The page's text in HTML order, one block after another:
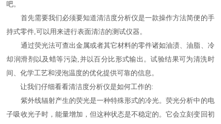
吧。
首先需要我们必须要知道清洁度分析仪是一款操作方法简便的手
持式零件,可以用来进行表面清洁的测试仪器。
通过荧光法可查出金属或者其它材料的零件诸如油渍、油脂、冷
却润滑剂以及蜡等污染,并以百分比形式输出。试验结果可为清洗时
间、化学工艺和浸泡温度的优化提供可靠的信息。
让我们仔细看看清洁度分析仪是如何工作的:
紫外线辐射产生的荧光是一种特殊形式的冷光。荧光分析中的电
子吸收光子时，能量增加，但这种状态是不稳定的。它会立刻变回初